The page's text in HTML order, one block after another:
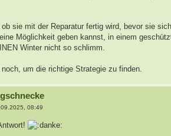
sie mit der Reparatur fertig wird, bevor sie
Möglichkeit geben kannst, in einem
Winter nicht so schlimm.
um die richtige Strategie zu finden.
08:49